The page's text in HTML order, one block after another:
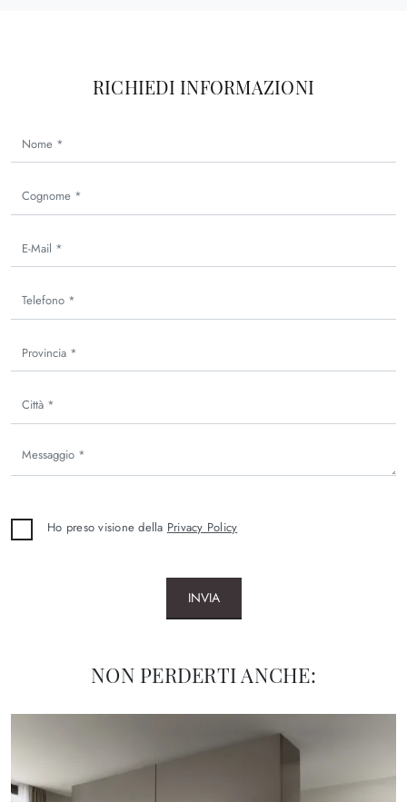
RICHIEDI INFORMAZIONI
Ho preso visione della Privacy Policy
INVIA
NON PERDERTI ANCHE: